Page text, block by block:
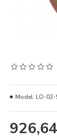
Model: LO-02-